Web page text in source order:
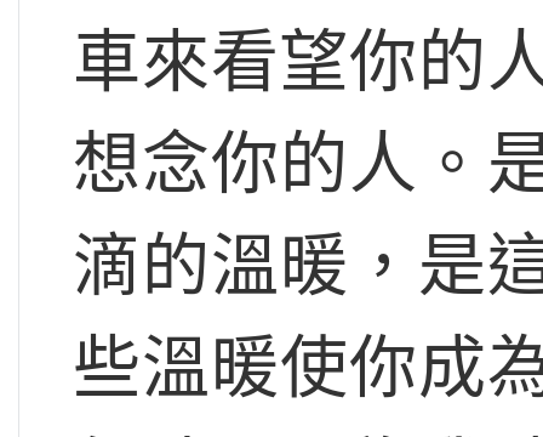
車來看望你的
想念你的人。
滴的溫暖，是
些溫暖使你成